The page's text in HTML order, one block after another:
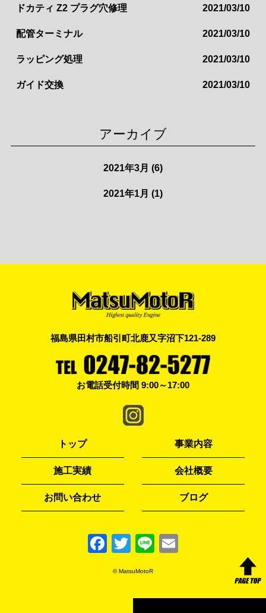
ドカティ Z2 プラグ穴修理 2021/03/10
配管ターミナル 2021/03/10
ラッピング処理 2021/03/10
ガイド交換 2021/03/10
アーカイブ
2021年3月 (6)
2021年1月 (1)
福島県田村市船引町北鹿又字沼下121-289
お電話受付時間 9:00～17:00
トップ 事業内容
施工実績 会社概要
お問い合わせ ブログ
F
T
er
Li
l
© MatsuMotoR